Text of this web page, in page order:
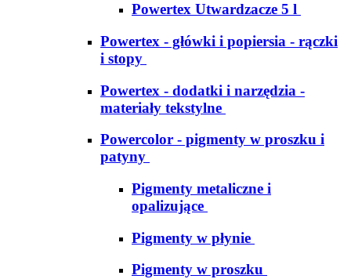
Powertex Utwardzacze 5 l
Powertex - główki i popiersia - rączki
i stopy
Powertex - dodatki i narzędzia -
materiały tekstylne
Powercolor - pigmenty w proszku i
patyny
Pigmenty metaliczne i
opalizujące
Pigmenty w płynie
Pigmenty w proszku